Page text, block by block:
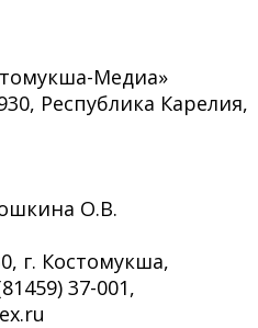
Медиа»
Республика Карелия,
О.В.
г. Костомукша,
37-001,